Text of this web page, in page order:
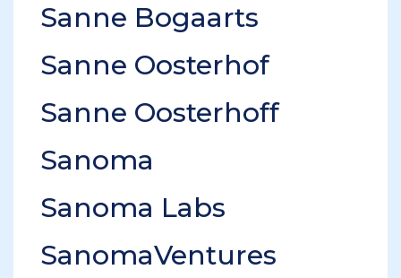
Sanne Bogaarts
Sanne Oosterhof
Sanne Oosterhoff
Sanoma
Sanoma Labs
SanomaVentures